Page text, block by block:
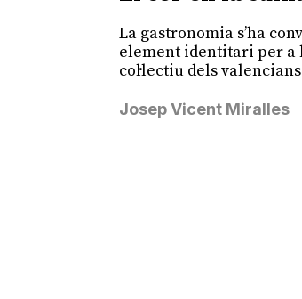
La gastronomia s’ha
element identitari per a
col·lectiu dels valencians
Josep Vicent Miralles